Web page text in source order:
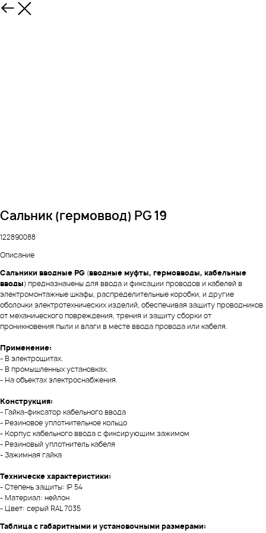
Сальник (гермоввод) PG 19
122890088
Описание
Сальники вводные PG (вводные муфты, гермовводы, кабельные
вводы) предназначены для ввода и фиксации проводов и кабелей в
электромонтажные шкафы, распределительные коробки, и другие
оболочки электротехнических изделий, обеспечивая защиту проводников
от механического повреждения, трения и защиту сборки от
проникновения пыли и влаги в месте ввода провода или кабеля.
Применение:
- В электрощитах.
- В промышленных установках.
- На объектах электроснабжения.
Конструкция:
- Гайка-фиксатор кабельного ввода
- Резиновое уплотнительное кольцо
- Корпус кабельного ввода с фиксирующим зажимом
- Резиновый уплотнитель кабеля
- Зажимная гайка
Техническе характеристики:
- Степень защиты: IP 54
- Материал: нейлон
- Цвет: серый RAL 7035
Таблица с габаритными и установочными размерами: